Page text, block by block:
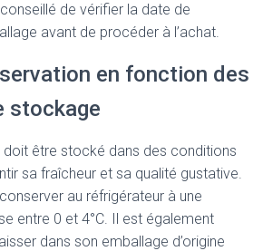
de vérifier la date de
avant de procéder à l’achat.
en fonction des
stockage
doit être stocké dans des conditions
sa fraîcheur et sa qualité gustative.
au réfrigérateur à une
entre 0 et 4°C. Il est également
dans son emballage d’origine